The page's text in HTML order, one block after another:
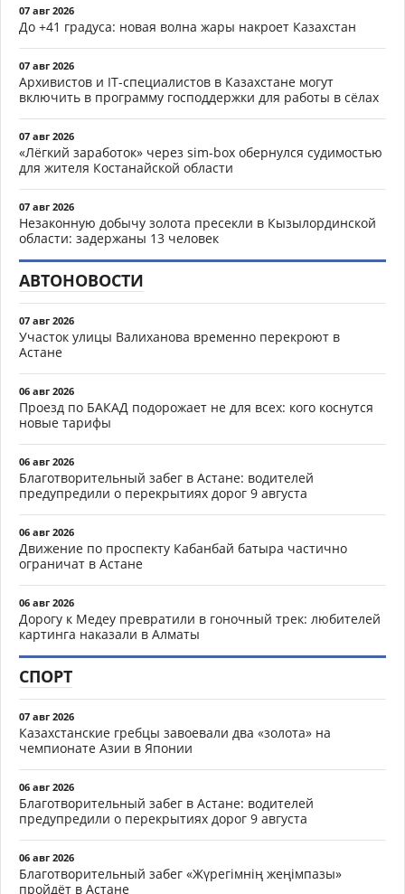
07 авг 2026
До +41 градуса: новая волна жары накроет Казахстан
07 авг 2026
Архивистов и IT-специалистов в Казахстане могут
включить в программу господдержки для работы в сёлах
07 авг 2026
«Лёгкий заработок» через sim-box обернулся судимостью
для жителя Костанайской области
07 авг 2026
Незаконную добычу золота пресекли в Кызылординской
области: задержаны 13 человек
АВТОНОВОСТИ
07 авг 2026
Участок улицы Валиханова временно перекроют в
Астане
06 авг 2026
Проезд по БАКАД подорожает не для всех: кого коснутся
новые тарифы
06 авг 2026
Благотворительный забег в Астане: водителей
предупредили о перекрытиях дорог 9 августа
06 авг 2026
Движение по проспекту Кабанбай батыра частично
ограничат в Астане
06 авг 2026
Дорогу к Медеу превратили в гоночный трек: любителей
картинга наказали в Алматы
СПОРТ
07 авг 2026
Казахстанские гребцы завоевали два «золота» на
чемпионате Азии в Японии
06 авг 2026
Благотворительный забег в Астане: водителей
предупредили о перекрытиях дорог 9 августа
06 авг 2026
Благотворительный забег «Жүрегімнің жеңімпазы»
пройдёт в Астане